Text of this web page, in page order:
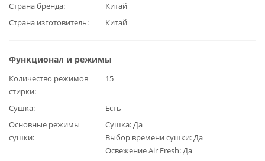
Страна бренда
Китай
Страна изготовитель
Китай
Функционал и режимы
Количество режимов
стирки
15
Сушка
Есть
Основные режимы
сушки
Сушка: Да
Выбор времени сушки: Да
Освежение Air Fresh: Да